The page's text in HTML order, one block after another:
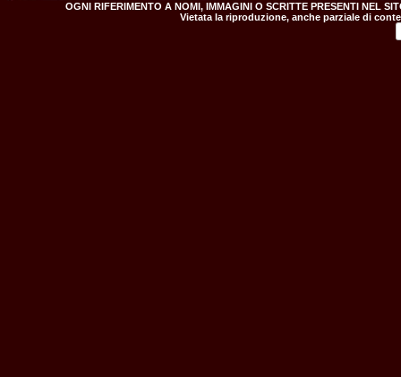
OGNI RIFERIMENTO A NOMI, IMMAGINI O SCRITTE PRESENTI NEL
Vietata la riproduzione, anche parziale di